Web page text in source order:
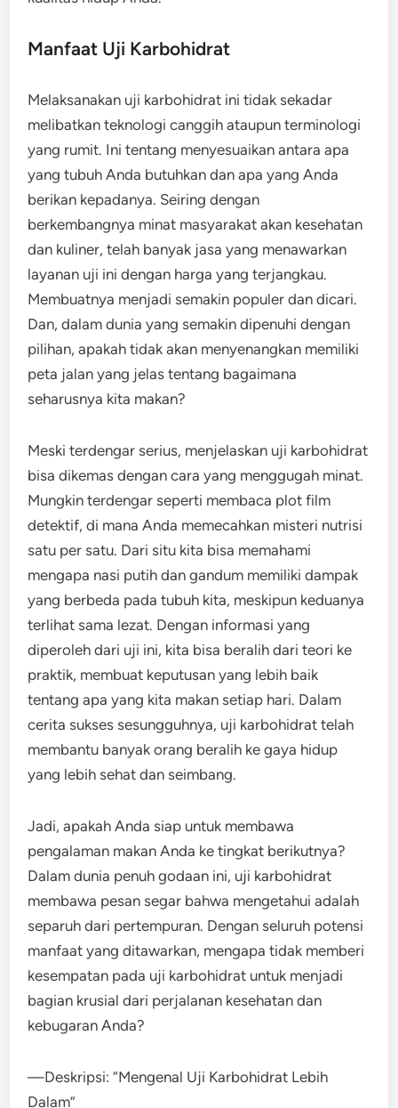
Manfaat Uji Karbohidrat
Melaksanakan uji karbohidrat ini tidak sekadar
melibatkan teknologi canggih ataupun terminologi
yang rumit. Ini tentang menyesuaikan antara apa
yang tubuh Anda butuhkan dan apa yang Anda
berikan kepadanya. Seiring dengan
berkembangnya minat masyarakat akan kesehatan
dan kuliner, telah banyak jasa yang menawarkan
layanan uji ini dengan harga yang terjangkau.
Membuatnya menjadi semakin populer dan dicari.
Dan, dalam dunia yang semakin dipenuhi dengan
pilihan, apakah tidak akan menyenangkan memiliki
peta jalan yang jelas tentang bagaimana
seharusnya kita makan?
Meski terdengar serius, menjelaskan uji karbohidrat
bisa dikemas dengan cara yang menggugah minat.
Mungkin terdengar seperti membaca plot film
detektif, di mana Anda memecahkan misteri nutrisi
satu per satu. Dari situ kita bisa memahami
mengapa nasi putih dan gandum memiliki dampak
yang berbeda pada tubuh kita, meskipun keduanya
terlihat sama lezat. Dengan informasi yang
diperoleh dari uji ini, kita bisa beralih dari teori ke
praktik, membuat keputusan yang lebih baik
tentang apa yang kita makan setiap hari. Dalam
cerita sukses sesungguhnya, uji karbohidrat telah
membantu banyak orang beralih ke gaya hidup
yang lebih sehat dan seimbang.
Jadi, apakah Anda siap untuk membawa
pengalaman makan Anda ke tingkat berikutnya?
Dalam dunia penuh godaan ini, uji karbohidrat
membawa pesan segar bahwa mengetahui adalah
separuh dari pertempuran. Dengan seluruh potensi
manfaat yang ditawarkan, mengapa tidak memberi
kesempatan pada uji karbohidrat untuk menjadi
bagian krusial dari perjalanan kesehatan dan
kebugaran Anda?
—Deskripsi: “Mengenal Uji Karbohidrat Lebih
Dalam”